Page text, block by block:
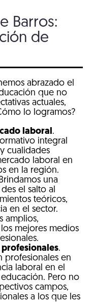
Barros:
de
abrazado el
que no
actuales,
lo logramos?
laboral .
integral
cualidades
laboral en
en la región.
una
el salto al
teóricos,
en el sector.
amplios,
mejores medios
profesionales.
profesionales en
laboral en el
Pero no
campos,
a los que les